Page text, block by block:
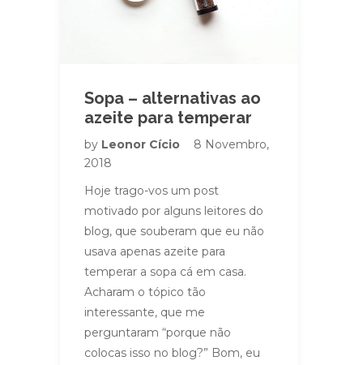
Sopa – alternativas ao
azeite para temperar
by Leonor Cício
8 Novembro,
2018
Hoje trago-vos um post
motivado por alguns leitores do
blog, que souberam que eu não
usava apenas azeite para
temperar a sopa cá em casa.
Acharam o tópico tão
interessante, que me
perguntaram “porque não
colocas isso no blog?” Bom, eu